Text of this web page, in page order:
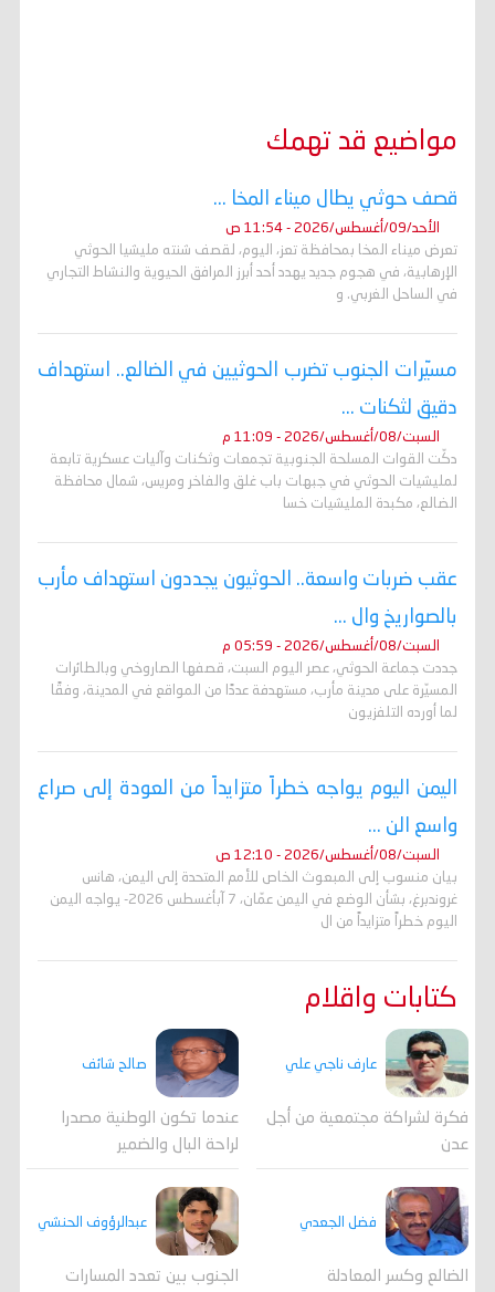
مواضيع قد تهمك
قصف حوثي يطال ميناء المخا ...
الأحد/09/أغسطس/2026 - 11:54 ص
تعرض ميناء المخا بمحافظة تعز، اليوم، لقصف شنته مليشيا الحوثي
الإرهابية، في هجوم جديد يهدد أحد أبرز المرافق الحيوية والنشاط التجاري
في الساحل الغربي. و
مسيّرات الجنوب تضرب الحوثيين في الضالع.. استهداف
دقيق لثكنات ...
السبت/08/أغسطس/2026 - 11:09 م
دكّت القوات المسلحة الجنوبية تجمعات وثكنات وآليات عسكرية تابعة
لمليشيات الحوثي في جبهات باب غلق والفاخر ومريس، شمال محافظة
الضالع، مكبدة المليشيات خسا
عقب ضربات واسعة.. الحوثيون يجددون استهداف مأرب
بالصواريخ وال ...
السبت/08/أغسطس/2026 - 05:59 م
جددت جماعة الحوثي، عصر اليوم السبت، قصفها الصاروخي وبالطائرات
المسيّرة على مدينة مأرب، مستهدفة عددًا من المواقع في المدينة، وفقًا
لما أورده التلفزيون
اليمن اليوم يواجه خطراً متزايداً من العودة إلى صراع
واسع الن ...
السبت/08/أغسطس/2026 - 12:10 ص
بيان منسوب إلى المبعوث الخاص للأمم المتحدة إلى اليمن، هانس
غروندبرغ، بشأن الوضع في اليمن عمّان، 7 آبأغسطس 2026- يواجه اليمن
اليوم خطراً متزايداً من ال
كتابات واقلام
عارف ناجي علي
فكرة لشراكة مجتمعية من أجل
عدن
صالح شائف
عندما تكون الوطنية مصدرا
لراحة البال والضمير
فضل الجعدي
الضالع وكسر المعادلة
عبدالرؤوف الحنشي
الجنوب بين تعدد المسارات